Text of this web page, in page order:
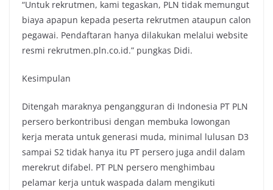
“Untuk rekrutmen, kami tegaskan, PLN tidak memungut
biaya apapun kepada peserta rekrutmen ataupun calon
pegawai. Pendaftaran hanya dilakukan melalui website
resmi rekrutmen.pln.co.id.” pungkas Didi.
Kesimpulan
Ditengah maraknya pengangguran di Indonesia PT PLN
persero berkontribusi dengan membuka lowongan
kerja merata untuk generasi muda, minimal lulusan D3
sampai S2 tidak hanya itu PT persero juga andil dalam
merekrut difabel. PT PLN persero menghimbau
pelamar kerja untuk waspada dalam mengikuti